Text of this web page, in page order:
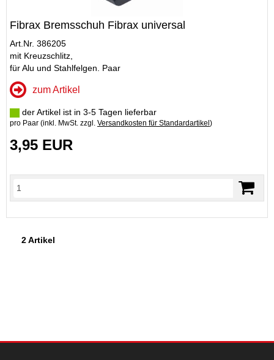
Fibrax Bremsschuh Fibrax universal
Art.Nr. 386205
mit Kreuzschlitz,
für Alu und Stahlfelgen. Paar
zum Artikel
der Artikel ist in 3-5 Tagen lieferbar
pro Paar (inkl. MwSt. zzgl. Versandkosten für Standardartikel )
3,95 EUR
2 Artikel